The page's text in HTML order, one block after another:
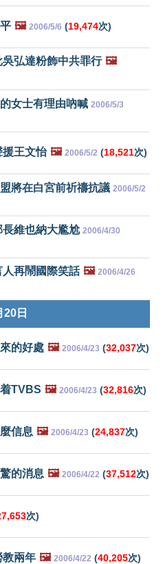
🖼️ 2006/5/6 (19,474次)
弘達粉飾中共罪行 🖼️
女士有理由吶喊 2006/5/3
援王文怡 🖼️ 2006/5/2 (18,521次)
將在白宮前祈禱抗議 2006/5/2
維也納大尷尬 2006/4/30
再鬧國際笑話 🖼️ 2006/4/26
日
的好處 🖼️ 2006/4/23 (32,037次)
TVBS 🖼️ 2006/4/23 (32,816次)
信息 🖼️ 2006/4/23 (24,837次)
的消息 🖼️ 2006/4/22 (37,512次)
次)
教兩年 🖼️ 2006/4/22 (40,205次)